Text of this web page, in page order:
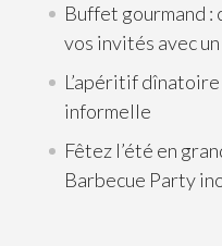
Buffet gourmand :
vos invités avec
L’apéritif dînatoire
informelle
Fêtez l’été en
Barbecue Party